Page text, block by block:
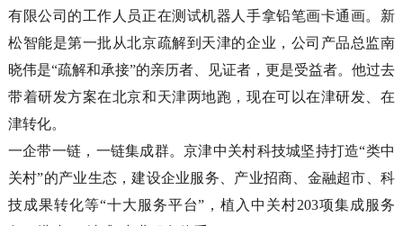
有限公司的工作人员正在测试机器人手拿铅笔画卡通画。新
松智能是第一批从北京疏解到天津的企业，公司产品总监南
晓伟是“疏解和承接”的亲历者、见证者，更是受益者。他过去
带着研发方案在北京和天津两地跑，现在可以在津研发、在
津转化。
一企带一链，一链集成群。京津中关村科技城坚持打造“类中
关村”的产业生态，建设企业服务、产业招商、金融超市、科
技成果转化等“十大服务平台”，植入中关村203项集成服务